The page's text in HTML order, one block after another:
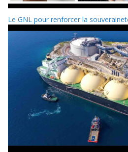
Le GNL pour renforcer la